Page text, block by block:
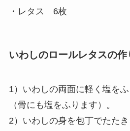
・レタス 6枚
いわしのロールレタスの作
1）いわしの両面に軽く塩を
（骨にも塩をふります）。
2）いわしの身を包丁でたた